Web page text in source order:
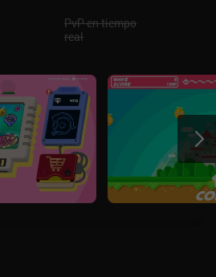
PvP en tiempo
real